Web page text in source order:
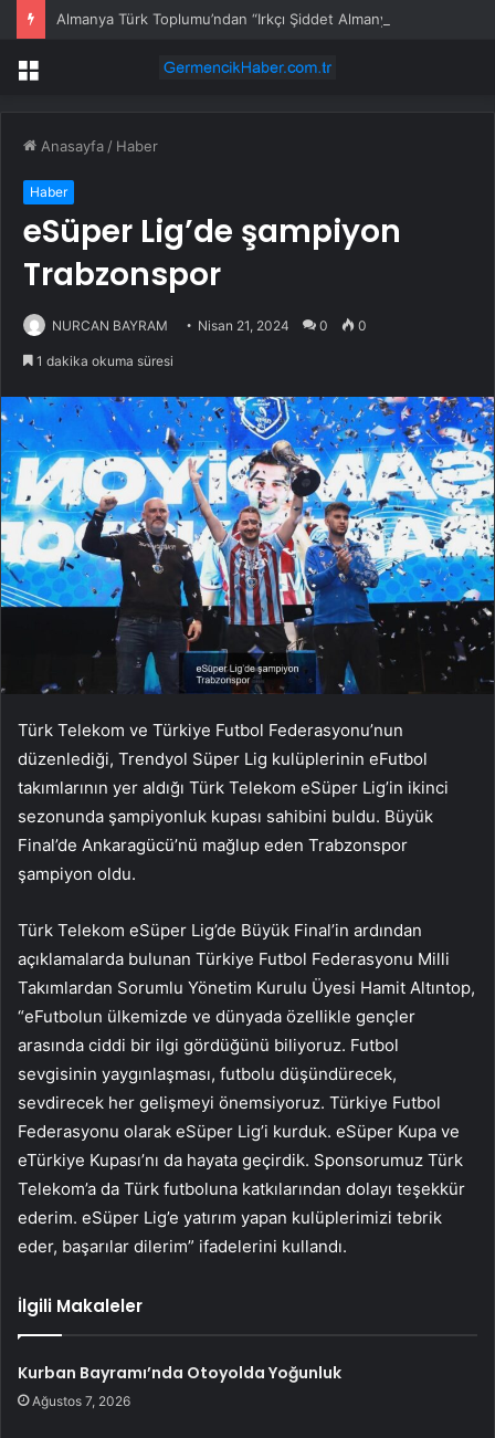
Menü
Anasayfa / Haber
Haber
eSüper Lig’de şampiyon
Trabzonspor
NURCAN BAYRAM Nisan 21, 2024 0 0
1 dakika okuma süresi
Türk Telekom ve Türkiye Futbol Federasyonu’nun
düzenlediği, Trendyol Süper Lig kulüplerinin eFutbol
takımlarının yer aldığı Türk Telekom eSüper Lig’in ikinci
sezonunda şampiyonluk kupası sahibini buldu. Büyük
Final’de Ankaragücü’nü mağlup eden Trabzonspor
şampiyon oldu.
Türk Telekom eSüper Lig’de Büyük Final’in ardından
açıklamalarda bulunan Türkiye Futbol Federasyonu Milli
Takımlardan Sorumlu Yönetim Kurulu Üyesi Hamit Altıntop,
“eFutbolun ülkemizde ve dünyada özellikle gençler
arasında ciddi bir ilgi gördüğünü biliyoruz. Futbol
sevgisinin yaygınlaşması, futbolu düşündürecek,
sevdirecek her gelişmeyi önemsiyoruz. Türkiye Futbol
Federasyonu olarak eSüper Lig’i kurduk. eSüper Kupa ve
eTürkiye Kupası’nı da hayata geçirdik. Sponsorumuz Türk
Telekom’a da Türk futboluna katkılarından dolayı teşekkür
ederim. eSüper Lig’e yatırım yapan kulüplerimizi tebrik
eder, başarılar dilerim” ifadelerini kullandı.
İlgili Makaleler
Kurban Bayramı’nda Otoyolda Yoğunluk
Ağustos 7, 2026